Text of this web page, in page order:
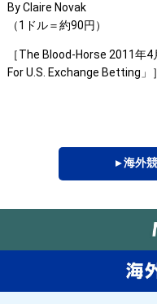
By Claire Novak
（1ドル＝約90円）
［The Blood-Horse 2011年
For U.S. Exchange Betting」］
▸ 海外